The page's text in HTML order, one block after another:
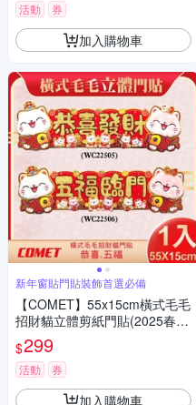
活動 券
加入購物車
新年窗貼門貼裝飾首選必備
【COMET】55x15cm橫式毛毛
招財貓立體剪紙門貼(2025春聯
窗貼 門貼)
$299
活動 券
加入購物車